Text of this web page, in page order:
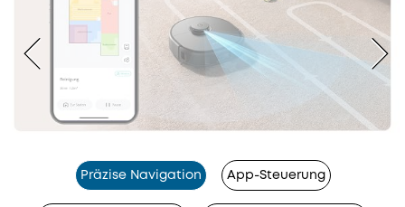
Präzise Navigation App-Steuerung